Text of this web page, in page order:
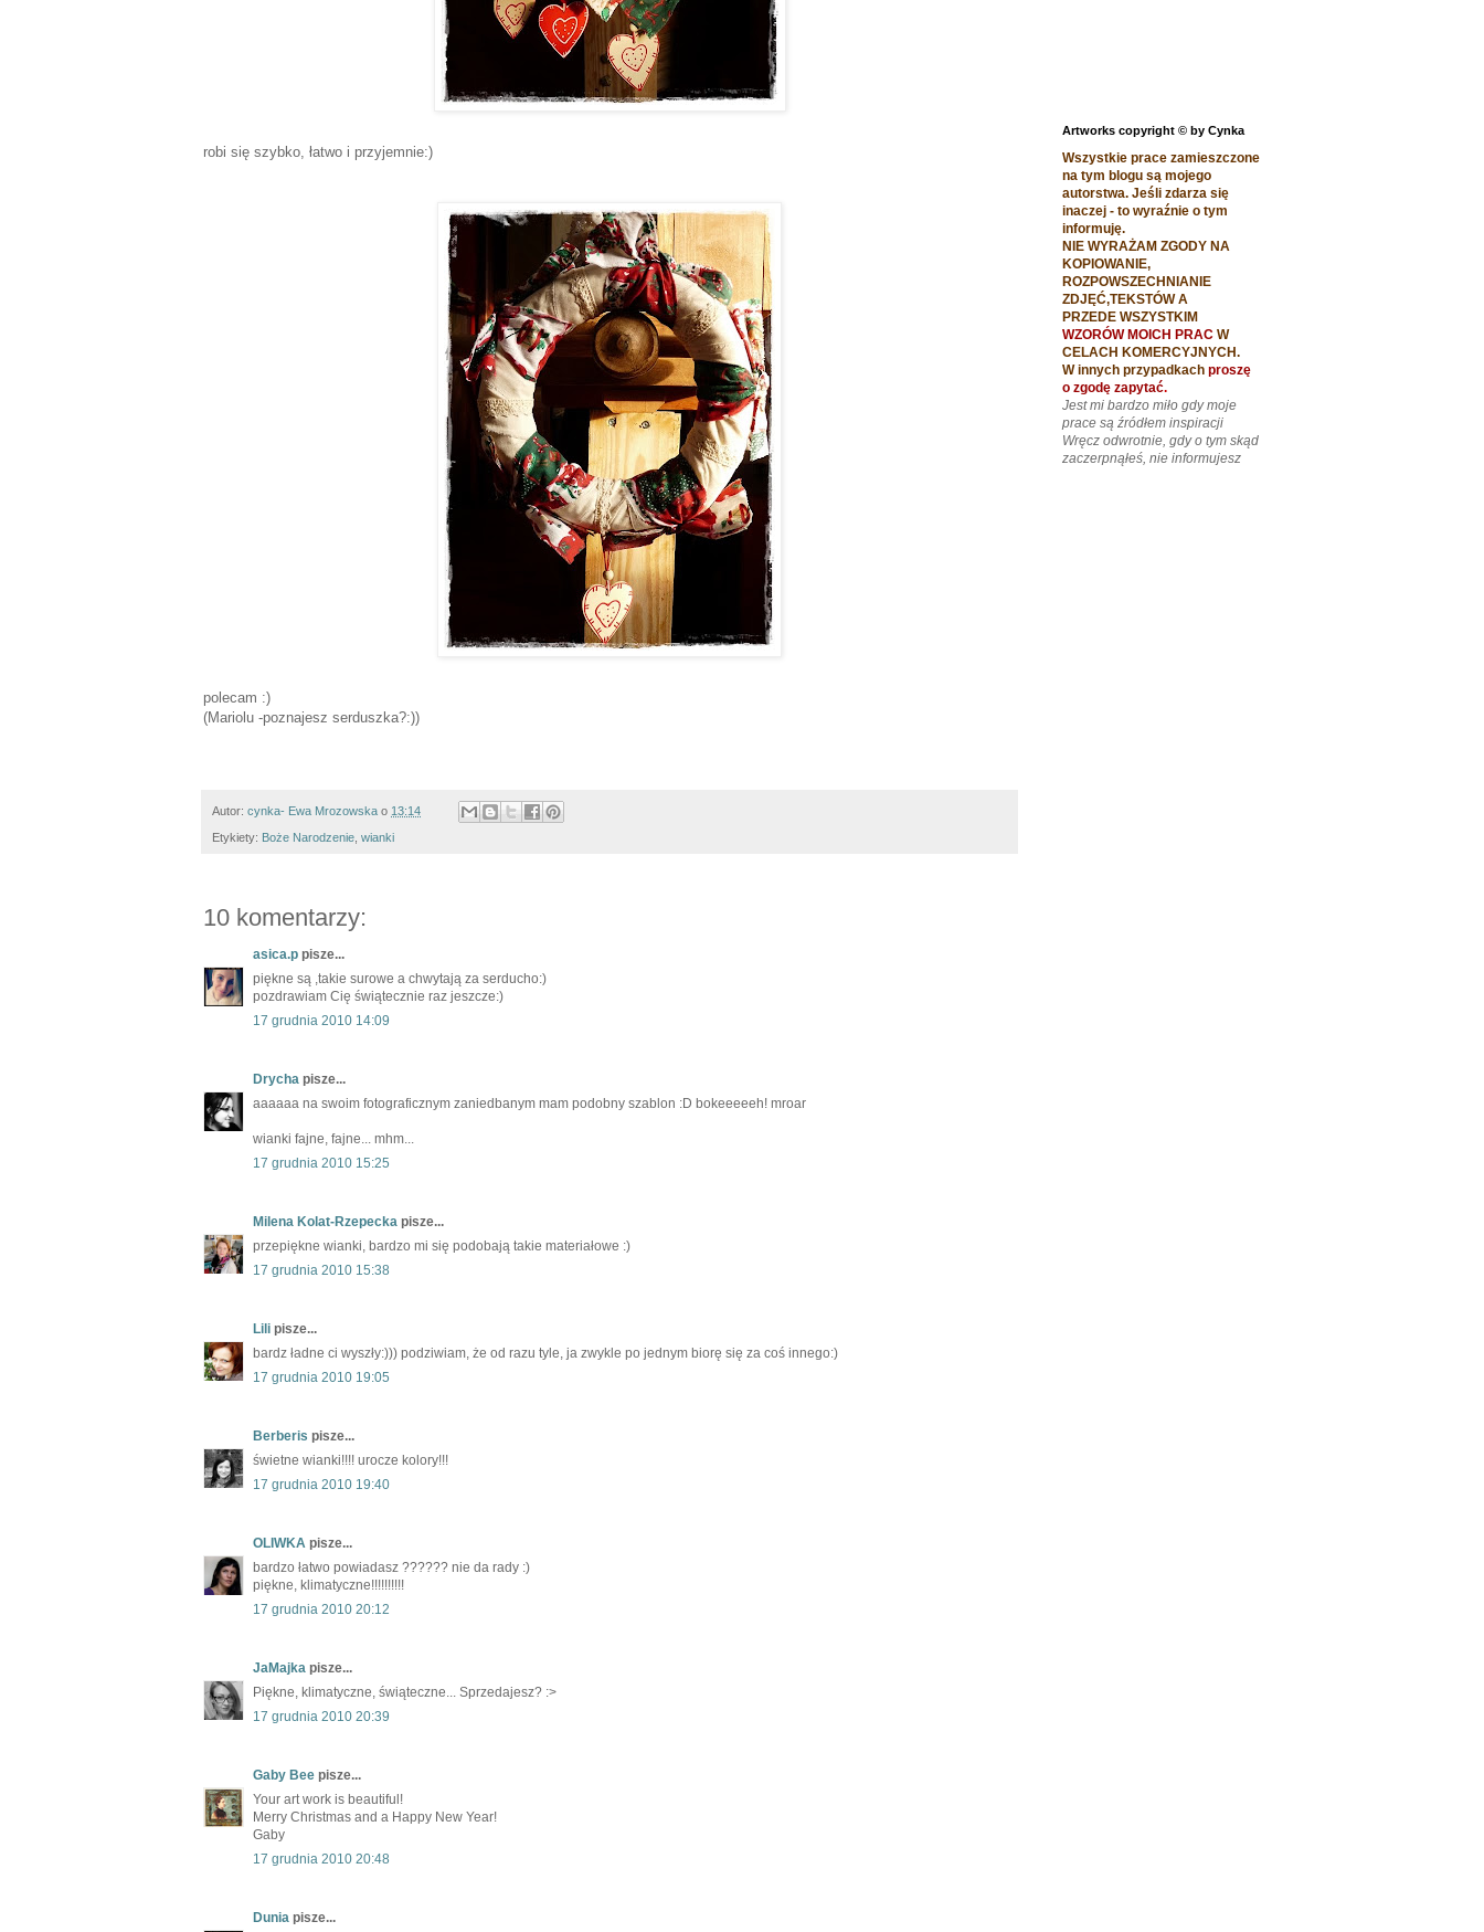
robi się szybko, łatwo i przyjemnie:)
polecam :)
(Mariolu -poznajesz serduszka?:))
Autor: cynka- Ewa Mrozowska o 13:14
Etykiety: Boże Narodzenie, wianki
10 komentarzy:
asica.p pisze...
piękne są ,takie surowe a chwytają za serducho:)
pozdrawiam Cię świątecznie raz jeszcze:)
17 grudnia 2010 14:09
Drycha pisze...
aaaaaa na swoim fotograficznym zaniedbanym mam podobny szablon :D bokeeeeeh! mroar
wianki fajne, fajne... mhm...
17 grudnia 2010 15:25
Milena Kolat-Rzepecka pisze...
przepiękne wianki, bardzo mi się podobają takie materiałowe :)
17 grudnia 2010 15:38
Lili pisze...
bardz ładne ci wyszły:))) podziwiam, że od razu tyle, ja zwykle po jednym biorę się za coś innego:)
17 grudnia 2010 19:05
Berberis pisze...
świetne wianki!!!! urocze kolory!!!
17 grudnia 2010 19:40
OLIWKA pisze...
bardzo łatwo powiadasz ?????? nie da rady :)
piękne, klimatyczne!!!!!!!!!!
17 grudnia 2010 20:12
JaMajka pisze...
Piękne, klimatyczne, świąteczne... Sprzedajesz? :>
17 grudnia 2010 20:39
Gaby Bee pisze...
Your art work is beautiful!
Merry Christmas and a Happy New Year!
Gaby
17 grudnia 2010 20:48
Dunia pisze...
Artworks copyright © by Cynka
Wszystkie prace zamieszczone
na tym blogu są mojego
autorstwa. Jeśli zdarza się
inaczej - to wyraźnie o tym
informuję.
NIE WYRAŻAM ZGODY NA
KOPIOWANIE,
ROZPOWSZECHNIANIE
ZDJĘĆ,TEKSTÓW A
PRZEDE WSZYSTKIM
WZORÓW MOICH PRAC W
CELACH KOMERCYJNYCH.
W innych przypadkach proszę
o zgodę zapytać.
Jest mi bardzo miło gdy moje
prace są źródłem inspiracji
Wręcz odwrotnie, gdy o tym skąd
zaczerpnąłeś, nie informujesz